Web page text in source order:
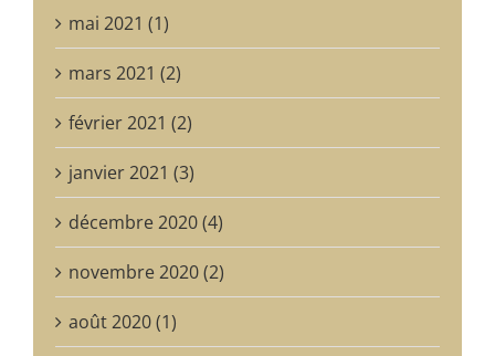
mai 2021 (1)
mars 2021 (2)
février 2021 (2)
janvier 2021 (3)
décembre 2020 (4)
novembre 2020 (2)
août 2020 (1)